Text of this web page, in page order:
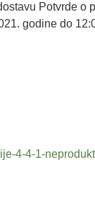
Potvrde o
godine do
4-4-1-